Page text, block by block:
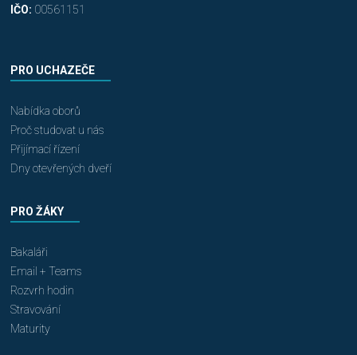
IČO: 00561151
PRO UCHAZEČE
Nabídka oborů
Proč studovat u nás
Přijímací řízení
Dny otevřených dveří
PRO ŽÁKY
Bakaláři
Email + Teams
Rozvrh hodin
Stravování
Maturity